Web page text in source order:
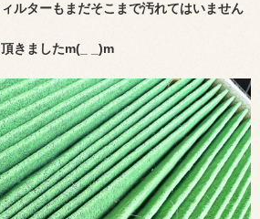
ルターもまだそこまで汚れてはいません
きましたm(_ _)m